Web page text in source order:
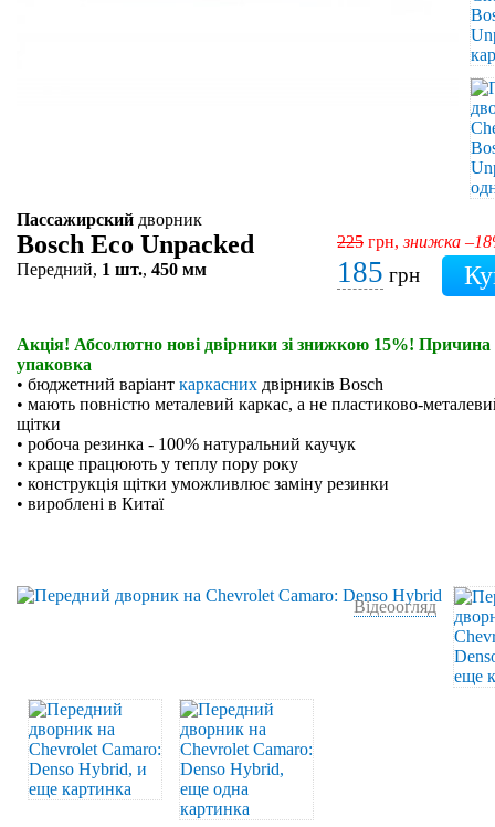
Пассажирский дворник
Bosch Eco Unpacked
Передний, 1 шт., 450 мм
225 грн,знижка
185 грн
Акція! Абсолютно нові двірники зі знижкою 15%!
упаковка
• бюджетний варіант каркасних двірників Bosch
• мають повністю металевий каркас, а не пластиково-
щітки
• робоча резинка - 100% натуральний каучук
• краще працюють у теплу пору року
• конструкція щітки уможливлює заміну резинки
• вироблені в Китаї
Відеоогляд